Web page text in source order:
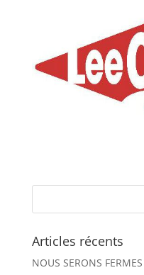
Articles récents
NOUS SERONS